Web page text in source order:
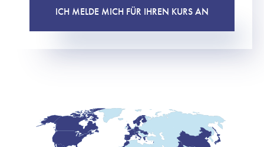
ICH MELDE MICH FÜR IHREN KURS AN